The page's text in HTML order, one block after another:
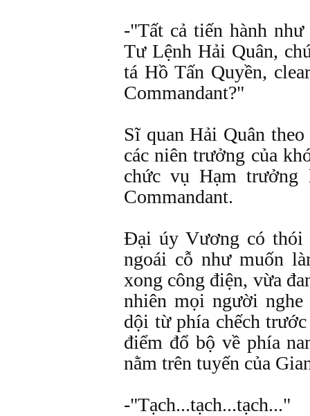
-"Tất cả tiến hành
Tư Lệnh Hải Quân,
tá Hồ Tấn Quyền,
Commandant?"
Sĩ quan Hải Quân
các niên trưởng của
chức vụ Hạm
Commandant.
Ðại úy Vương có thói
ngoái cỗ như muốn
xong công điện, vừa
nhiên mọi người
dội từ phía chếch
điểm đổ bộ về phía
nằm trên tuyến của
-"Tạch...tạch...tạch..."